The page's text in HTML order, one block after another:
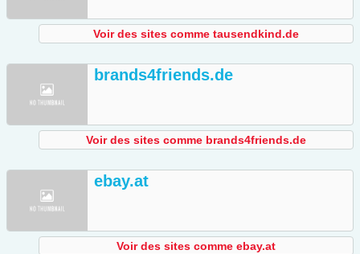
Voir des sites comme tausendkind.de
brands4friends.de
Voir des sites comme brands4friends.de
ebay.at
Voir des sites comme ebay.at